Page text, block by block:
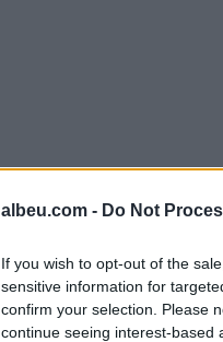
albeu.com - Do Not
If you wish to opt-out of the
sensitive information for
confirm your selection. Please
continue seeing interest-based